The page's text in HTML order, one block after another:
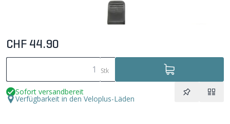
CHF 44.90
Stk
Sofort versandbereit
Verfügbarkeit in den Veloplus-Läden